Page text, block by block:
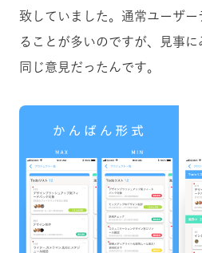
致していました。通常ユーザ
ることが多いのですが、見事
同じ意見だったんです。